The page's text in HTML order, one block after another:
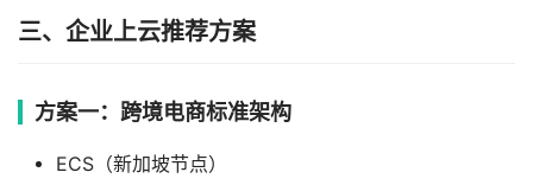
三、企业上云推荐方案
方案一：跨境电商标准架构
ECS（新加坡节点）